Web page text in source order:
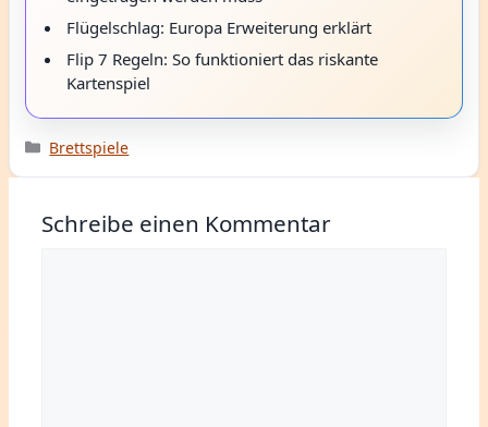
Flügelschlag: Europa Erweiterung erklärt
Flip 7 Regeln: So funktioniert das riskante
Kartenspiel
Kategorien
Brettspiele
Schreibe einen Kommentar